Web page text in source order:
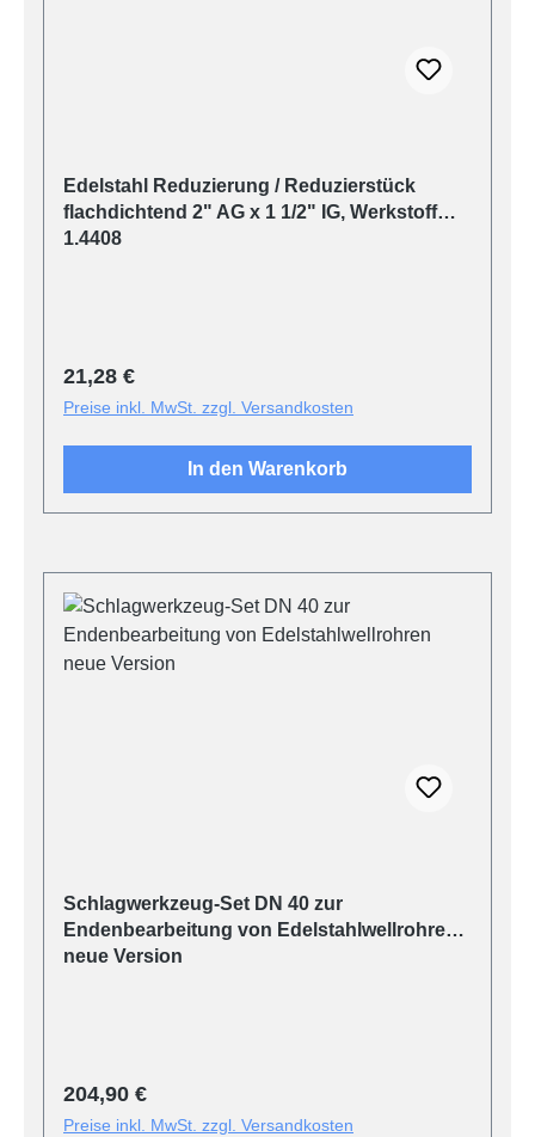
Edelstahl Reduzierung / Reduzierstück
flachdichtend 2" AG x 1 1/2" IG, Werkstoff
1.4408
Regulärer Preis:
21,28 €
Preise inkl. MwSt. zzgl. Versandkosten
In den Warenkorb
Schlagwerkzeug-Set DN 40 zur
Endenbearbeitung von Edelstahlwellrohren
neue Version
Regulärer Preis:
204,90 €
Preise inkl. MwSt. zzgl. Versandkosten